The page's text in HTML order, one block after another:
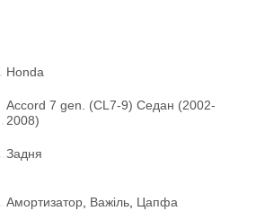
Honda
Accord 7 gen. (CL7-9) Седан (2002-
2008)
Задня
Амортизатор, Важіль, Цапфа